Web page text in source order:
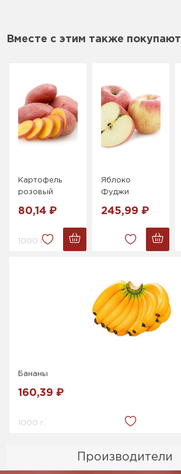
Производители
Вместе с этим также покупают
Картофель
розовый
80,14 ₽
1000 г.
Яблоко
Фуджи
245,99 ₽
Бананы
160,39 ₽
1000 г.